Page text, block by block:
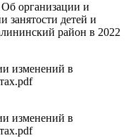
организации и
занятости детей и
район в 2022
изменений в
изменений в